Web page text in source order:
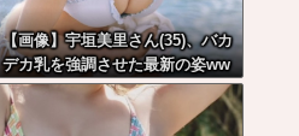
【画像】宇垣美里さん(35)、バカ
デカ乳を強調させた最新の姿ww
ww